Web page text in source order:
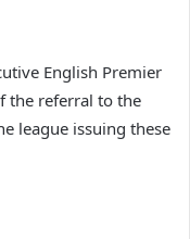
English Premier
the referral to the
league issuing these